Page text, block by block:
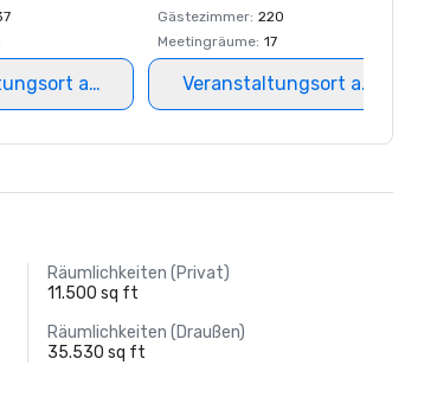
auswählen
Gästezimmer: 220
Meetingräume: 17
Veranstaltungsort auswählen
Räumlichkeiten (Privat)
11.500 sq ft
Räumlichkeiten (Draußen)
35.530 sq ft